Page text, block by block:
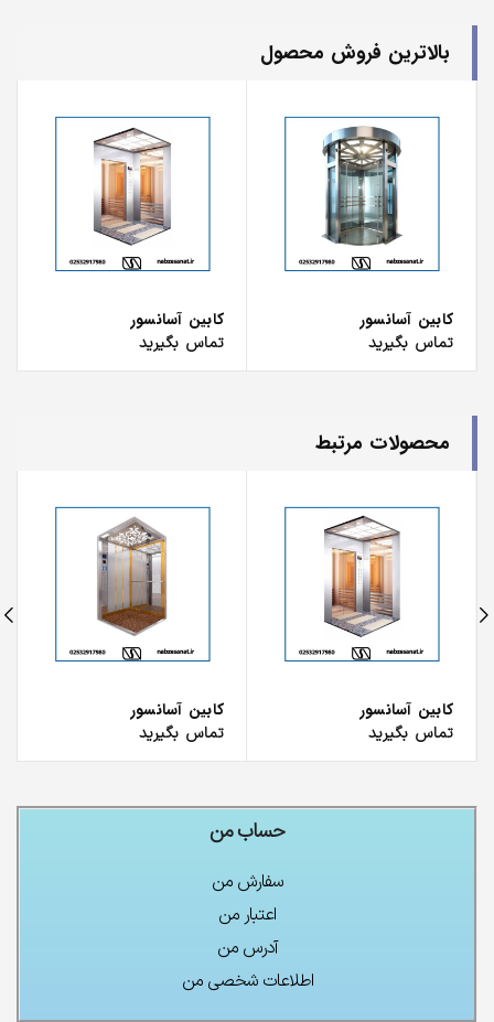
بالاترین فروش محصول
کابین آسانسور
تماس بگیرید
کابین آسانسور
تماس بگیرید
محصولات مرتبط
کابین آسانسور
تماس بگیرید
کابین آسانسور
تماس بگیرید
حساب من
سفارش من
اعتبار من
آدرس من
اطلاعات شخصی من